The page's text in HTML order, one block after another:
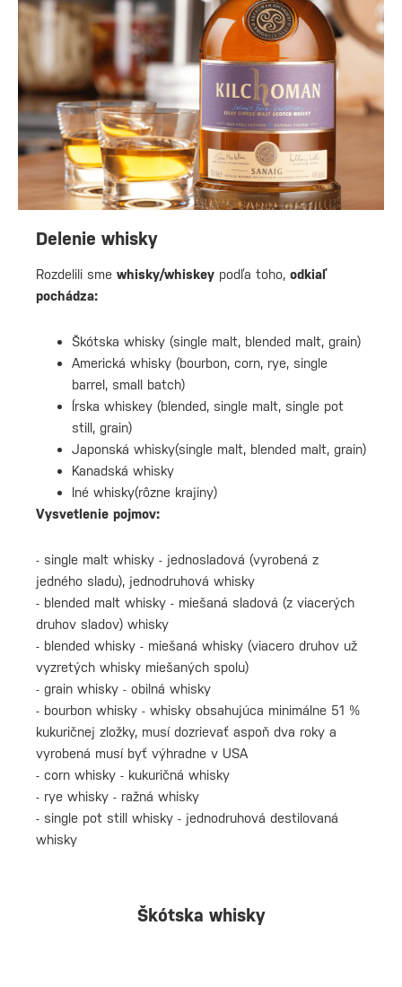
Delenie whisky
Rozdelili sme whisky/whiskey podľa toho, odkiaľ
pochádza:
Škótska whisky (single malt, blended malt, grain)
Americká whisky (bourbon, corn, rye, single
barrel, small batch)
Írska whiskey (blended, single malt, single pot
still, grain)
Japonská whisky(single malt, blended malt, grain)
Kanadská whisky
Iné whisky(rôzne krajiny)
Vysvetlenie pojmov:
- single malt whisky - jednosladová (vyrobená z
jedného sladu), jednodruhová whisky
- blended malt whisky - miešaná sladová (z viacerých
druhov sladov) whisky
- blended whisky - miešaná whisky (viacero druhov už
vyzretých whisky miešaných spolu)
- grain whisky - obilná whisky
- bourbon whisky - whisky obsahujúca minimálne 51 %
kukuričnej zložky, musí dozrievať aspoň dva roky a
vyrobená musí byť výhradne v USA
- corn whisky - kukuričná whisky
- rye whisky - ražná whisky
- single pot still whisky - jednodruhová destilovaná
whisky
Škótska whisky